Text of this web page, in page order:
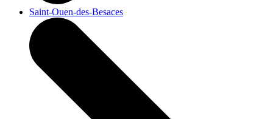
Saint-Ouen-des-Besaces